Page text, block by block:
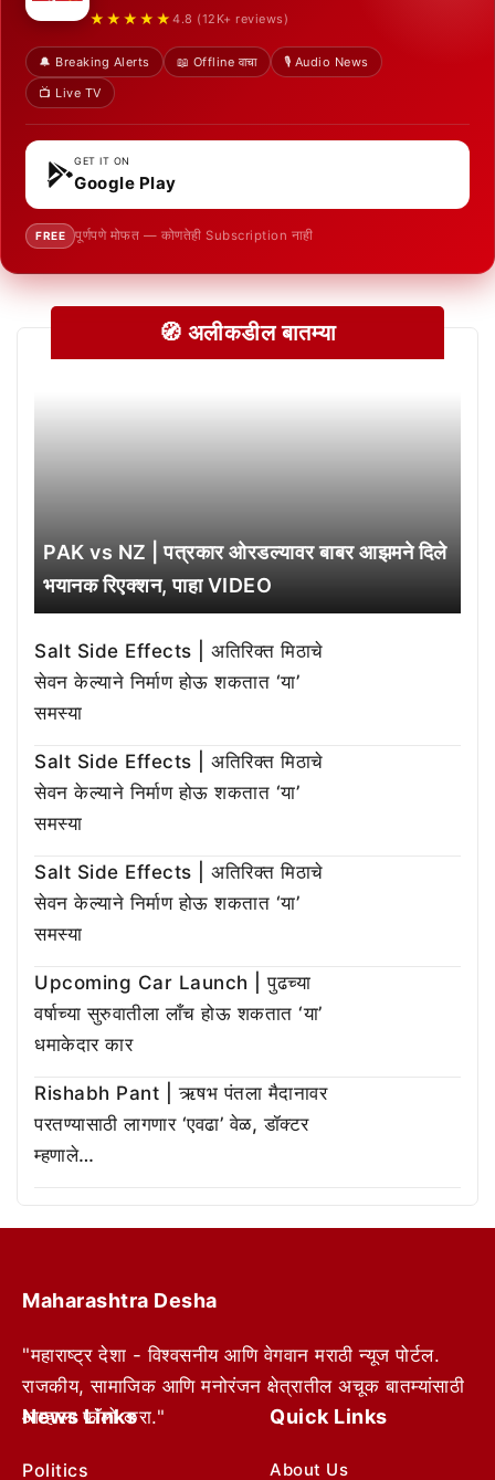
★★★★★ 4.8 (12K+ reviews)
🔔 Breaking Alerts 📖 Offline वाचा
🎙️ Audio News
📺 Live TV
GET IT ON
Google Play
FREE पूर्णपणे मोफत — कोणतेही Subscription नाही
🧭 अलीकडील बातम्या
PAK vs NZ | पत्रकार ओरडल्यावर बाबर आझमने दिले
भयानक रिएक्शन, पाहा VIDEO
Salt Side Effects | अतिरिक्त मिठाचे
सेवन केल्याने निर्माण होऊ शकतात ‘या’
समस्या
Salt Side Effects | अतिरिक्त मिठाचे
सेवन केल्याने निर्माण होऊ शकतात ‘या’
समस्या
Salt Side Effects | अतिरिक्त मिठाचे
सेवन केल्याने निर्माण होऊ शकतात ‘या’
समस्या
Upcoming Car Launch | पुढच्या
वर्षाच्या सुरुवातीला लाँच होऊ शकतात ‘या’
धमाकेदार कार
Rishabh Pant | ऋषभ पंतला मैदानावर
परतण्यासाठी लागणार ‘एवढा’ वेळ, डॉक्टर
म्हणाले…
Maharashtra Desha
"महाराष्ट्र देशा - विश्वसनीय आणि वेगवान मराठी न्यूज पोर्टल.
राजकीय, सामाजिक आणि मनोरंजन क्षेत्रातील अचूक बातम्यांसाठी
आम्हाला फॉलो करा."
News Links
Politics
Quick Links
About Us